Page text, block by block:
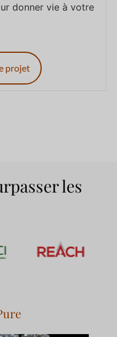
donner vie à votre
projet
les